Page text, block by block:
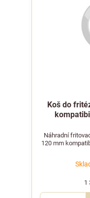
Koš do
Náhradní
120 mm
1